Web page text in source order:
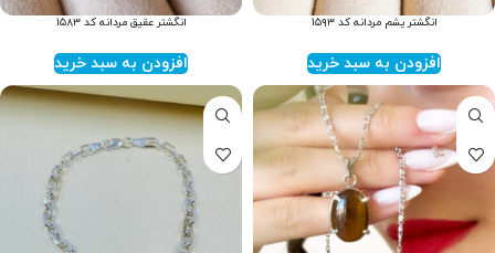
انگشتر یشم مردانه کد ۱۵۹۳
افزودن به سبد خرید
انگشتر عقیق مردانه کد ۱۵۸۳
افزودن به سبد خرید